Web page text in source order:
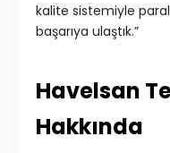
kalite sistemiyle
başarıya ulaştık.”
Havelsan
Hakkında